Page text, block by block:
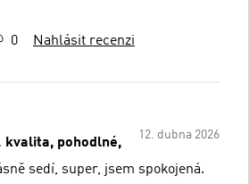
0 Nahlásit recenzi
12. dubna 2026
kvalita, pohodlné,
sedí, super, jsem spokojená.